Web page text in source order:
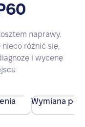
naprawy.
różnić się,
i wycenę
Wymiana